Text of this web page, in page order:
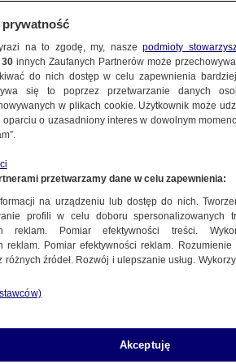
prywatność
na to zgodę, my, naszepodmioty
30 innych Zaufanych Partnerów może
do nich dostęp w celu zapewnienia
się to poprzez przetwarzanie danych
w plikach cookie. Użytkownik może
o uzasadniony interes w dowolnym
przetwarzamy dane w celu zapewnienia:
na urządzeniu lub dostęp do nich.
profili w celu doboru spersonalizowanych
reklam. Pomiar efektywności treści.
reklam. Pomiar efektywności reklam.
różnych źródeł. Rozwój i ulepszanie usług.
Akceptuję